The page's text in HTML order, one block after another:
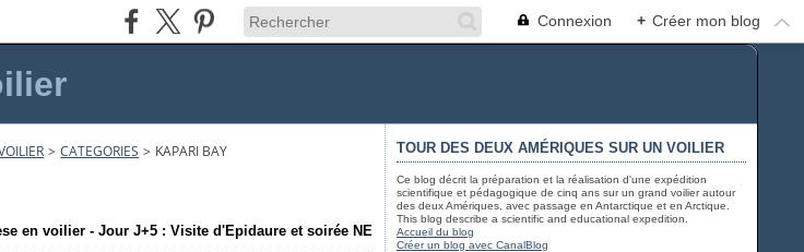
Connexion + Créer mon blog
> CATEGORIES > KAPARI BAY
en voilier - Jour J+5 : Visite d'Epidaure et soirée NE
TOUR DES DEUX AMÉRIQUES SUR UN VOILIER
Ce blog décrit la préparation et la réalisation d'une expédition
scientifique et pédagogique de cinq ans sur un grand voilier autour
des deux Amériques, avec passage en Antarctique et en Arctique.
This blog describe a scientific and educational expedition.
Accueil du blog
Créer un blog avec CanalBlog